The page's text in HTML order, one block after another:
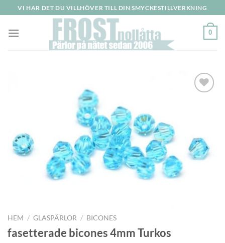
to
content
VI HAR DET DU VILLHÖVER TILL DIN SMYCKESTILLVERKNING
0
HEM / GLASPÄRLOR / BICONES
fasetterade bicones 4mm Turkos